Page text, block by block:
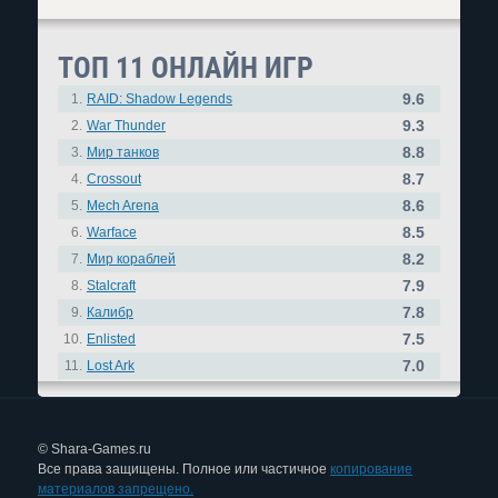
ТОП 11 ОНЛАЙН ИГР
1. RAID: Shadow Legends 9.6
2. War Thunder 9.3
3. Мир танков 8.8
4. Crossout 8.7
5. Mech Arena 8.6
6. Warface 8.5
7. Мир кораблей 8.2
8. Stalcraft 7.9
9. Калибр 7.8
10. Enlisted 7.5
11. Lost Ark 7.0
© Shara-Games.ru
Все права защищены. Полное или частичное копирование
материалов запрещено.